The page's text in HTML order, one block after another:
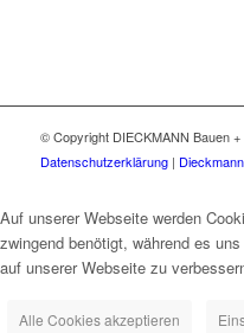
© Copyright DIECKMANN Bauen
Datenschutzerklärung|
Auf unserer Webseite werden
zwingend benötigt, während es
auf unserer Webseite zu
Alle Cookies akzeptieren